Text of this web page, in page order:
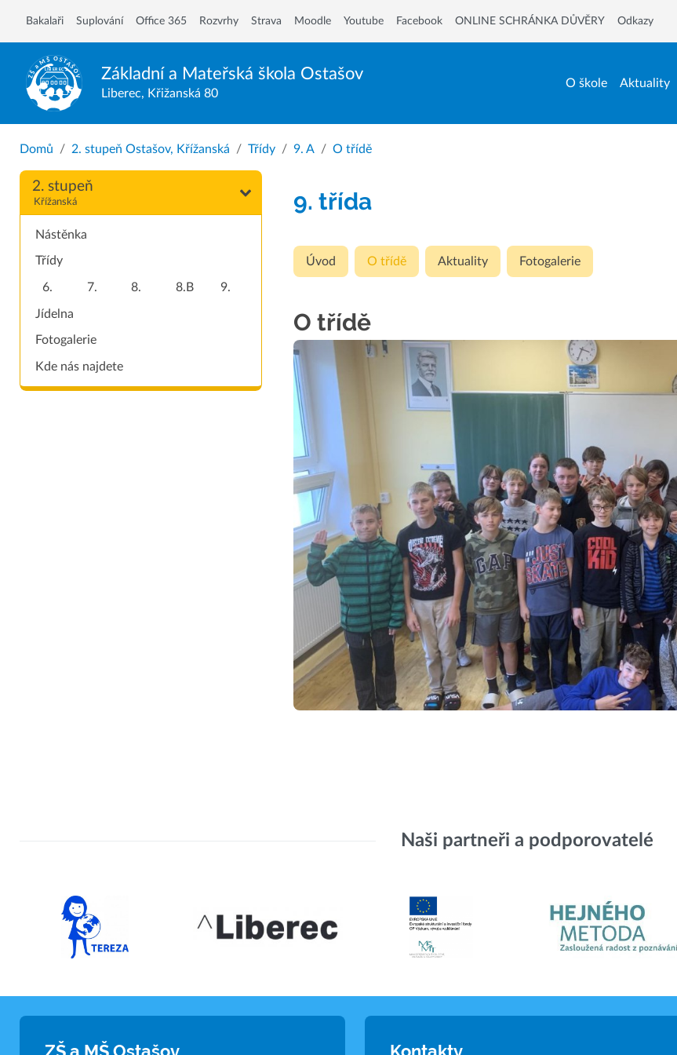
Základní a Mateřská škola Ostašov
Liberec, Křižanská 80
O škole Aktuality
Bakalaři Suplování Office 365 Rozvrhy Strava Moodle Youtube Facebook ONLINE SCHRÁNKA DŮVĚRY Odkazy
Domů 2. stupeň Ostašov, Křížanská Třídy 9. A O třídě
2. stupeň
Křížanská
Nástěnka
Třídy
6. 7. 8. 8.B 9.
Jídelna
Fotogalerie
Kde nás najdete
9. třída
Úvod O třídě Aktuality Fotogalerie
O třídě
Naši partneři a podporovatelé